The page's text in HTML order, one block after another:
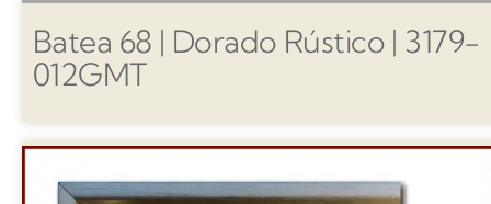
Batea 68 | Dorado Rústico | 3179-
012GMT